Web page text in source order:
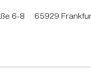
6-8 65929